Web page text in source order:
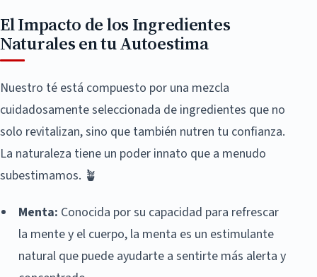
El Impacto de los Ingredientes
Naturales en tu Autoestima
Nuestro té está compuesto por una mezcla
cuidadosamente seleccionada de ingredientes que no
solo revitalizan, sino que también nutren tu confianza.
La naturaleza tiene un poder innato que a menudo
subestimamos. 🪴
Menta: Conocida por su capacidad para refrescar
la mente y el cuerpo, la menta es un estimulante
natural que puede ayudarte a sentirte más alerta y